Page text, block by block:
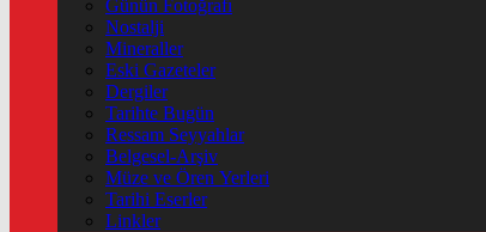
Günün Fotoğrafı
Nostalji
Mineraller
Eski Gazeteler
Dergiler
Tarihte Bugün
Ressam Seyyahlar
Belgesel-Arşiv
Müze ve Ören Yerleri
Tarihi Eserler
Linkler